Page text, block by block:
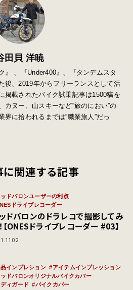
田貝 洋暁
』 、『Under400』、『タンデムスタ
後、2019年からフリーランスとして活
掲載されたバイク試乗記事は1500稿を
カヌー、山スキーなど“旅のにおい”の
に拾われるまでは“職業旅人”だっ
に関連する記事
ドバロンユーザーの利点
ドライブレコーダー
ドバロンのドラレコで撮影してみ
【ONESドライブレコーダー #03】
インプレション
アイテムインプレッション
ドバロンオリジナルバイクカバー
ィガード
バイクカバー